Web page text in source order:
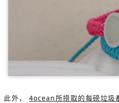
此外，4ocean所捞取的每磅垃圾